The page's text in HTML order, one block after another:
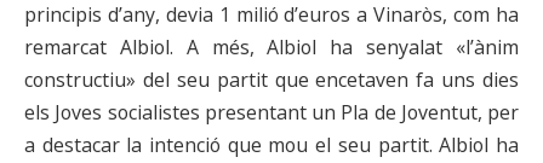
principis d’any, devia 1 milió d’euros a Vinaròs, com ha
remarcat Albiol. A més, Albiol ha senyalat «l’ànim
constructiu» del seu partit que encetaven fa uns dies
els Joves socialistes presentant un Pla de Joventut, per
a destacar la intenció que mou el seu partit. Albiol ha